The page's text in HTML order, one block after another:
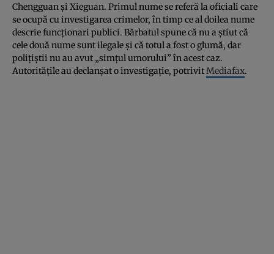
Chengguan şi Xieguan. Primul nume se referă la oficiali care
se ocupă cu investigarea crimelor, în timp ce al doilea nume
descrie funcţionari publici. Bărbatul spune că nu a ştiut că
cele două nume sunt ilegale şi că totul a fost o glumă, dar
poliţiştii nu au avut „simţul umorului” în acest caz.
Autorităţile au declanşat o investigaţie, potrivitMediafax.